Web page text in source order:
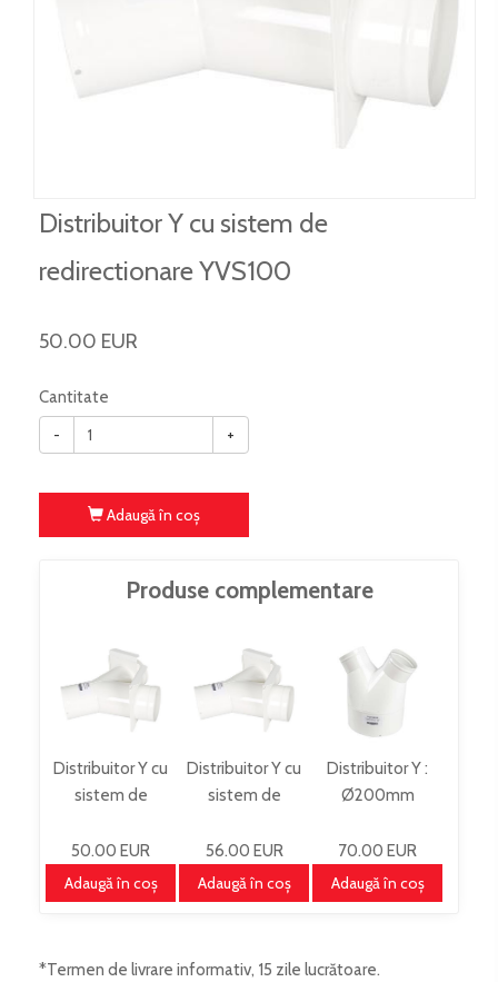
Distribuitor Y cu sistem de
redirectionare YVS100
50.00 EUR
Cantitate
-
+
Adaugă în coş
Produse complementare
Distribuitor Y cu
sistem de
YVS80
50.00 EUR
Adaugă în coş
Distribuitor Y cu
sistem de
YVS120
56.00 EUR
Adaugă în coş
Distribuitor Y :
Ø200mm
70.00 EUR
Adaugă în coş
*Termen de livrare informativ, 15 zile lucrătoare.